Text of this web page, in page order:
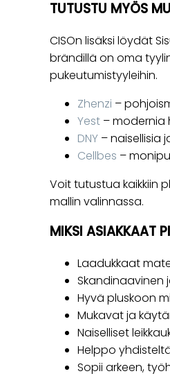
TUTUSTU MYÖS
CISOn lisäksi löydät
brändillä on oma
pukeutumistyyleihin.
Zhenzi –
Yest – modernia
DNY – naisellisia
Cellbes –
Voit tutustua kaikkiin
mallin valinnassa.
MIKSI ASIAKKAAT
Laadukkaat
Skandinaavinen
Hyvä pluskoon
Mukavat ja
Naiselliset
Helppo
Sopii arkeen,